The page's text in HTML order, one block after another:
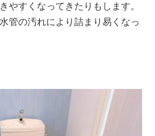
やすくなってきたりもします。
管の汚れにより詰まり易くなっ